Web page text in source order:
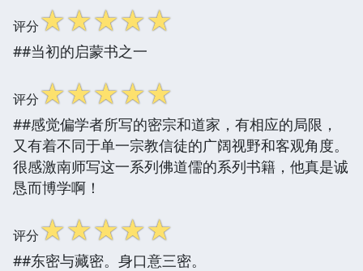
评分☆☆☆☆☆
##当初的启蒙书之一
评分☆☆☆☆☆
##感觉偏学者所写的密宗和道家，有相应的局限，
又有着不同于单一宗教信徒的广阔视野和客观角度。
很感激南师写这一系列佛道儒的系列书籍，他真是诚
恳而博学啊！
评分☆☆☆☆☆
##东密与藏密。身口意三密。